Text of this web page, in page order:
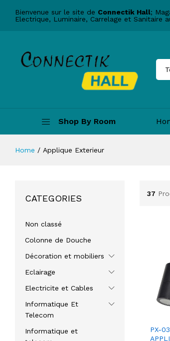
Bienvenue sur le site de Connectik Hall;
Electrique, Luminaire, Carrelage et Sanitaire
Shop By Room
Robinetterie
Home / Applique Exterieur
37
PX-
CATEGORIES
Non classé
Colonne de Douche
Décoration et mobiliers
Eclairage
Electricite et Cables
Informatique Et
Telecom
Informatique et